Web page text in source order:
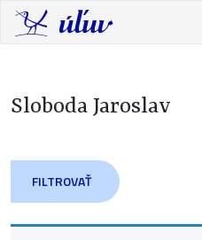
Sloboda Jaroslav
FILTROVAŤ